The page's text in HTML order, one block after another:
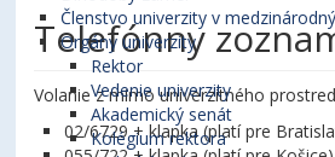
Členstvo univerzity v
Orgány univerzity
Rektor
Vedenie univerzity
Akademický senát
Kolégium rektora
Telefónny
Volanie z mimo univerzitného
02/6729 + klapka (platí pre